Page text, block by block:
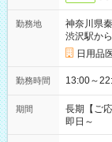
勤務地
神奈川県
渋沢駅か
日用品
勤務時間
期間
長期【ご
即日～